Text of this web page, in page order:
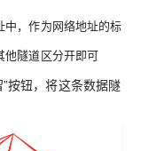
中，作为网络地址的标
他隧道区分开即可
按钮，将这条数据隧